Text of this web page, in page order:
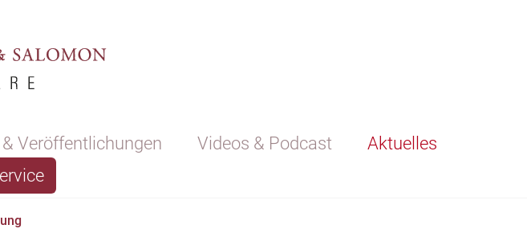
Veröffentlichungen Videos & Podcast
Aktuelles